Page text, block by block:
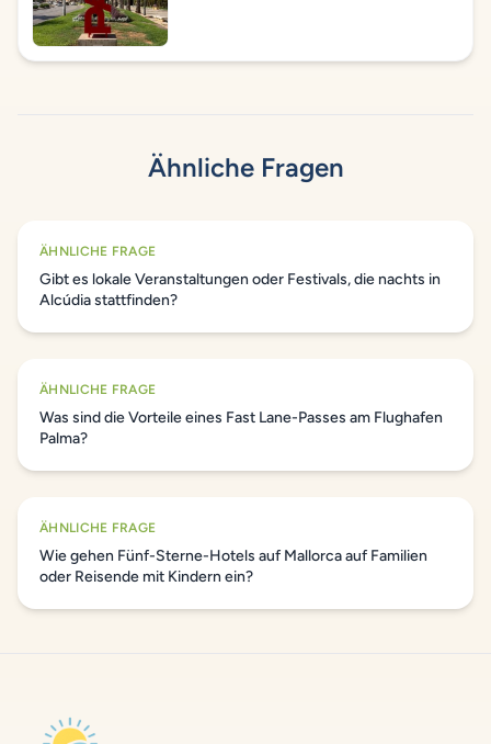
Ähnliche Fragen
ÄHNLICHE FRAGE
Gibt es lokale Veranstaltungen oder Festivals, die nachts in
Alcúdia stattfinden?
ÄHNLICHE FRAGE
Was sind die Vorteile eines Fast Lane-Passes am Flughafen
Palma?
ÄHNLICHE FRAGE
Wie gehen Fünf-Sterne-Hotels auf Mallorca auf Familien
oder Reisende mit Kindern ein?